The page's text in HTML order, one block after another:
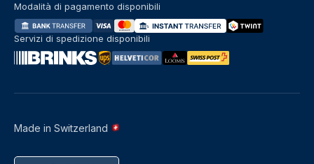
Made in Switzerland
Modalità di pagamento disponibili
Servizi di spedizione disponibili